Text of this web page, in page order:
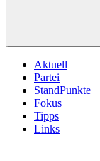
Aktuell
Partei
StandPunkte
Fokus
Tipps
Links